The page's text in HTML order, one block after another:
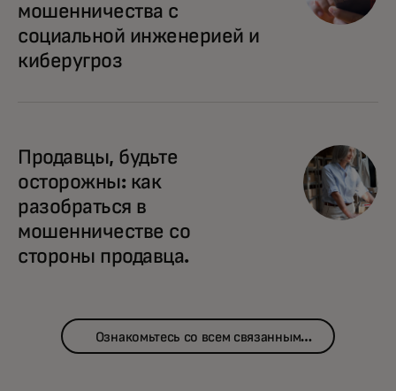
мошенничества с
социальной инженерией и
киберугроз
Продавцы, будьте
осторожны: как
разобраться в
мошенничестве со
стороны продавца.
Ознакомьтесь со всем связанным